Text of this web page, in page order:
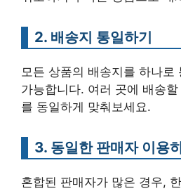
2. 배송지 통일하기
모든 상품의 배송지를 하나로
가능합니다. 여러 곳에 배송
를 동일하게 맞춰보세요.
3. 동일한 판매자 이용
혼합된 판매자가 많은 경우,